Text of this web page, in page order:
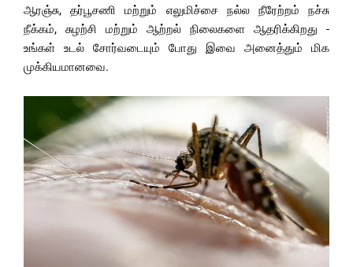
ஆரஞ்சு, தர்பூசணி மற்றும் எலுமிச்சை நல்ல நீரேற்றம் நச்சு
நீக்கம், சுழற்சி மற்றும் ஆற்றல் நிலைகளை ஆதரிக்கிறது -
உங்கள் உடல் சோர்வடையும் போது இவை அனைத்தும் மிக
முக்கியமானவை.